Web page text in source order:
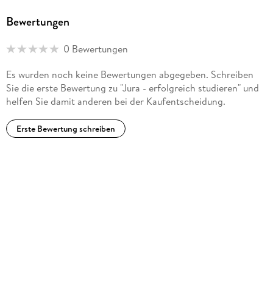
Bewertungen
0 Bewertungen
Es wurden noch keine Bewertungen abgegeben. Schreiben
Sie die erste Bewertung zu "Jura - erfolgreich studieren" und
helfen Sie damit anderen bei der Kaufentscheidung.
Erste Bewertung schreiben